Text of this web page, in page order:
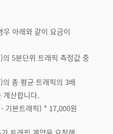
아래와 같이 요금이
5분단위 트래픽 측정값 중
총 평균 트래픽의 3배
산합니다.
기본트래픽) * 17,000원